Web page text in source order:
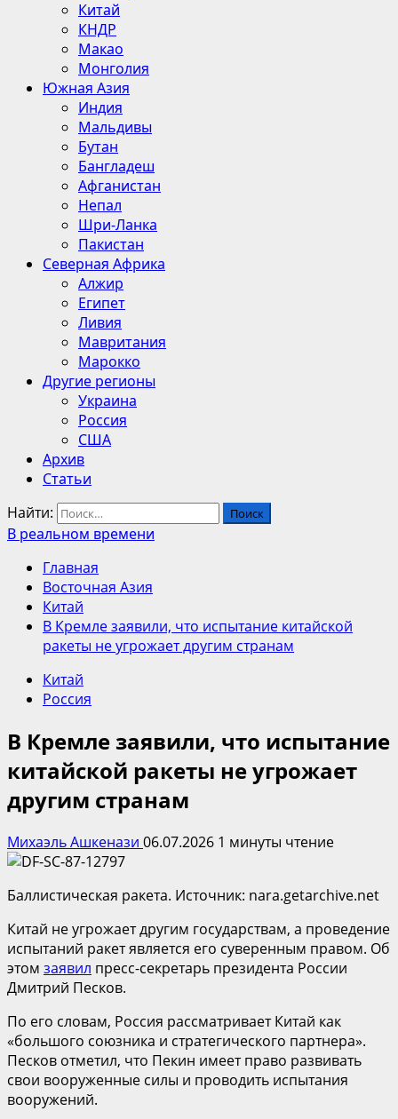
Китай
КНДР
Макао
Монголия
Южная Азия
Индия
Мальдивы
Бутан
Бангладеш
Афганистан
Непал
Шри-Ланка
Пакистан
Северная Африка
Алжир
Египет
Ливия
Мавритания
Марокко
Другие регионы
Украина
Россия
США
Архив
Статьи
Найти:
В реальном времени
Главная
Восточная Азия
Китай
В Кремле заявили, что испытание китайской
ракеты не угрожает другим странам
Китай
Россия
В Кремле заявили, что испытание
китайской ракеты не угрожает
другим странам
Михаэль Ашкенази 06.07.2026 1 минуты чтение
Баллистическая ракета. Источник: nara.getarchive.net
Китай не угрожает другим государствам, а проведение
испытаний ракет является его суверенным правом. Об
этом заявил пресс-секретарь президента России
Дмитрий Песков.
По его словам, Россия рассматривает Китай как
«большого союзника и стратегического партнера».
Песков отметил, что Пекин имеет право развивать
свои вооруженные силы и проводить испытания
вооружений.